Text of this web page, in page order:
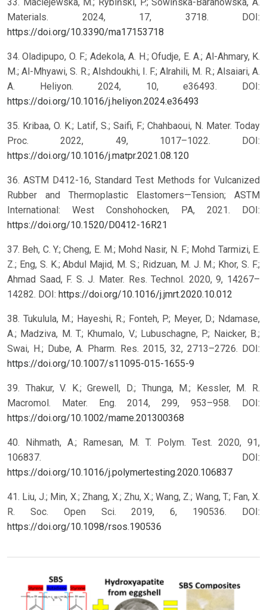
Materials. 2024, 17, 3718. DOI:
https://doi.org/10.3390/ma17153718
34. Oladipupo, O. F.; Adekola, A. H.; Ofudje, E. A.; Al-Ahmary, K.
M.; Al-Mhyawi, S. R.; Alshdoukhi, I. F.; Alrahili, M. R.; Alsaiari, A.
A. Heliyon. 2024, 10, e36493. DOI:
https://doi.org/10.1016/j.heliyon.2024.e36493
35. Kribaa, O. K.; Latif, S.; Saifi, F.; Chahbaoui, N. Mater. Today
Proc. 2022, 49, 1017–1022. DOI:
https://doi.org/10.1016/j.matpr.2021.08.120
36. ASTM D412-16, Standard Test Methods for Vulcanized
Rubber and Thermoplastic Elastomers—Tension; ASTM
International: West Conshohocken, PA, 2021. DOI:
https://doi.org/10.1520/D0412-16R21
37. Beh, C. Y.; Cheng, E. M.; Mohd Nasir, N. F.; Mohd Tarmizi, E.
Z.; Eng, S. K.; Abdul Majid, M. S.; Ridzuan, M. J. M.; Khor, S. F.;
Ahmad Saad, F. S. J. Mater. Res. Technol. 2020, 9, 14267–
14282. DOI: https://doi.org/10.1016/j.jmrt.2020.10.012
38. Tukulula, M.; Hayeshi, R.; Fonteh, P.; Meyer, D.; Ndamase,
A.; Madziva, M. T.; Khumalo, V.; Lubuschagne, P.; Naicker, B.;
Swai, H.; Dube, A. Pharm. Res. 2015, 32, 2713–2726. DOI:
https://doi.org/10.1007/s11095-015-1655-9
39. Thakur, V. K.; Grewell, D.; Thunga, M.; Kessler, M. R.
Macromol. Mater. Eng. 2014, 299, 953–958. DOI:
https://doi.org/10.1002/mame.201300368
40. Nihmath, A.; Ramesan, M. T. Polym. Test. 2020, 91,
106837. DOI:
https://doi.org/10.1016/j.polymertesting.2020.106837
41. Liu, J.; Min, X.; Zhang, X.; Zhu, X.; Wang, Z.; Wang, T.; Fan, X.
R. Soc. Open Sci. 2019, 6, 190536. DOI:
https://doi.org/10.1098/rsos.190536